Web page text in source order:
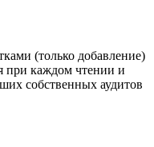
(только добавление)
при каждом чтении и
собственных аудитов